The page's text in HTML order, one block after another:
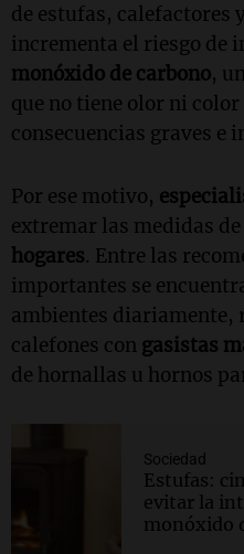
de estufas, calefactores
incrementa el riesgo de
monóxido de carbono,
que no tiene olor ni
consecuencias graves e
Por ese motivo,
extremar las medidas
hogares. Entre las
importantes se
ambientes diariamente,
calefones con gasistas
de hornallas u hornos
Sociedad
Estufas:
evitar la
monóxido